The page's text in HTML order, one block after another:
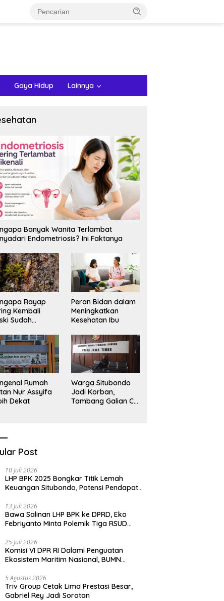
Gaya Hidup Lainnya
Banyak Wanita Terlambat
Endometriosis? Ini Faktanya
Rayap
Kembali
Sudah
Peran Bidan dalam
Meningkatkan
Kesehatan Ibu
Rumah
Nur Assyifa
Dekat
Warga Situbondo
Jadi Korban,
Tambang Galian C
Post
10 Juli 2026
LHP BPK 2025 Bongkar Titik Lemah
Keuangan Situbondo, Potensi Pendapatan
13 Juli 2026
Bawa Salinan LHP BPK ke DPRD, Eko
Febriyanto Minta Polemik Tiga RSUD
Opini
25 Juli 2026
Komisi VI DPR RI Dalami Penguatan
Ekosistem Maritim Nasional, BUMN
Surabaya
5 Agustus 2026
Triv Group Cetak Lima Prestasi Besar,
Gabriel Rey Jadi Sorotan